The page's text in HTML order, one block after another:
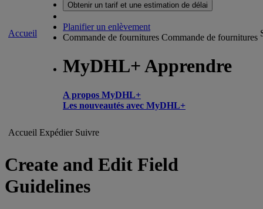
Accueil
Obtenir un tarif et une estimation de délai
Planifier un enlèvement
Commande de fournitures Commande de fournitures
MyDHL+ Apprendre
A propos MyDHL+
Les nouveautés avec MyDHL+
Accueil Expédier Suivre
Create and Edit Field
Guidelines